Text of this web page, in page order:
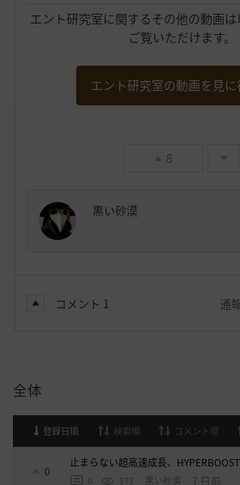
エント研究室に関するその他の動画
ご覧いただけます。
エント研究室の動画を見に
8
黒い砂漠
コメント 1 通
全体
登録日順 検索順 コメント順
0
止まらない超高速成長、HYPERBOOST
0 972 黒い砂漠 7 日前